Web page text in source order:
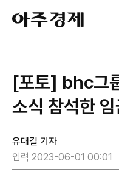
아
주
경
[포토] bhc그
소식 참석한
유대길 기자
입력 2023-06-01 00:01